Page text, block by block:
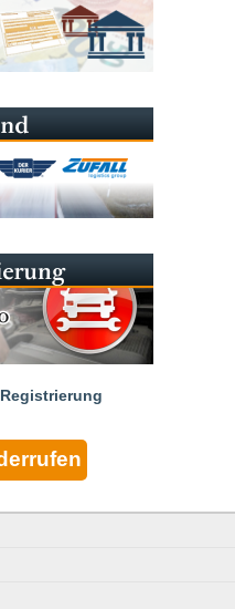
Registrierung